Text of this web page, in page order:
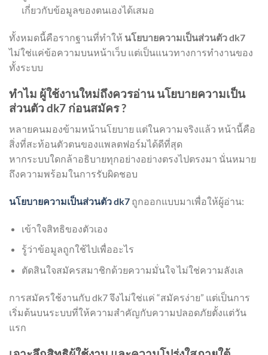
เกี่ยวกับข้อมูลของตนเองได้เสมอ
ทั้งหมดนี้คือรากฐานที่ทำให้ นโยบายความเป็นส่วนตัว dk7
ไม่ใช่แค่ข้อความบนหน้าเว็บ แต่เป็นแนวทางการทำงานของ
ทั้งระบบ
ทำไม ผู้ใช้งานใหม่ถึงควรอ่าน นโยบายความเป็น
ส่วนตัว dk7 ก่อนสมัคร ?
หลายคนมองข้ามหน้านโยบาย แต่ในความจริงแล้ว หน้านี้คือ
สิ่งที่สะท้อนตัวตนของแพลตฟอร์มได้ดีที่สุด
หากระบบใดกล้าอธิบายทุกอย่างอย่างตรงไปตรงมา นั่นหมาย
ถึงความพร้อมในการรับผิดชอบ
นโยบายความเป็นส่วนตัว dk7 ถูกออกแบบมาเพื่อให้ผู้อ่าน:
เข้าใจสิทธิของตัวเอง
รู้ว่าข้อมูลถูกใช้ไปเพื่ออะไร
ตัดสินใจสมัครสมาชิกด้วยความมั่นใจ ไม่ใช่ความลังเล
การสมัครใช้งานกับ dk7 จึงไม่ใช่แค่ “สมัครง่าย” แต่เป็นการ
เริ่มต้นบนระบบที่ให้ความสำคัญกับความปลอดภัยตั้งแต่วัน
แรก